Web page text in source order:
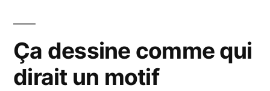
Ça dessine comme qui
dirait un motif